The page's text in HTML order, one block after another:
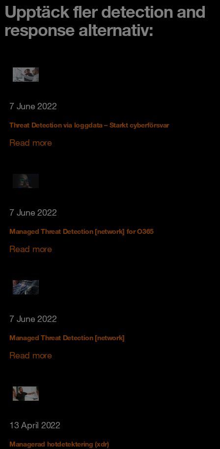
Upptäck fler detection and
response alternativ:
7 June 2022
Threat Detection via loggdata – Starkt cyberförsvar
Read more
7 June 2022
Managed Threat Detection [network] for O365
Read more
7 June 2022
Managed Threat Detection [network]
Read more
13 April 2022
Managerad hotdetektering (xdr)